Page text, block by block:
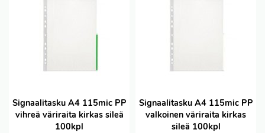
Signaalitasku A4 115mic PP
vihreä väriraita kirkas sileä
100kpl
Signaalitasku A4 115mic PP
valkoinen väriraita kirkas
sileä 100kpl